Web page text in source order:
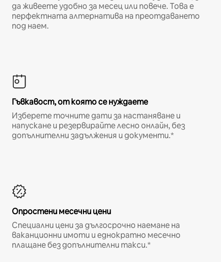
да живеете удобно за месец или повече. Това е
перфектната алтернатива на преотдаването
под наем.
Гъвкавост, от която се нуждаете
Изберете точните дати за настаняване и
напускане и резервирайте лесно онлайн, без
допълнителни задължения и документи.*
Опростени месечни цени
Специални цени за дългосрочно наемане на
ваканционни имоти и еднократно месечно
плащане без допълнителни такси.*